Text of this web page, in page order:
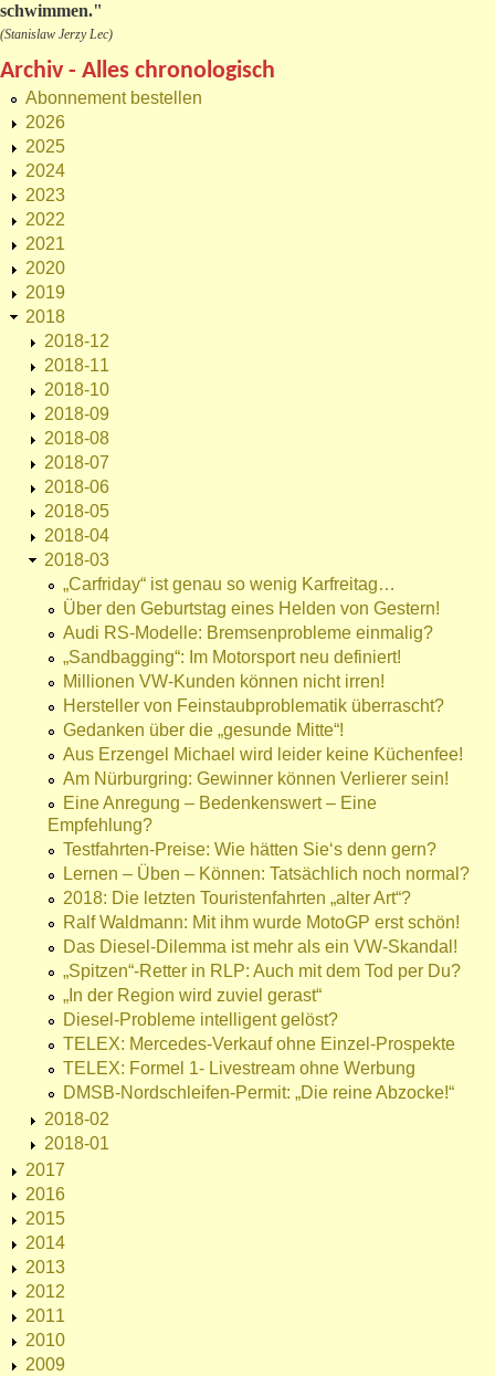
schwimmen."
(Stanislaw Jerzy Lec)
Archiv - Alles chronologisch
Abonnement bestellen
2026
2025
2024
2023
2022
2021
2020
2019
2018
2018-12
2018-11
2018-10
2018-09
2018-08
2018-07
2018-06
2018-05
2018-04
2018-03
„Carfriday“ ist genau so wenig Karfreitag…
Über den Geburtstag eines Helden von Gestern!
Audi RS-Modelle: Bremsenprobleme einmalig?
„Sandbagging“: Im Motorsport neu definiert!
Millionen VW-Kunden können nicht irren!
Hersteller von Feinstaubproblematik überrascht?
Gedanken über die „gesunde Mitte“!
Aus Erzengel Michael wird leider keine Küchenfee!
Am Nürburgring: Gewinner können Verlierer sein!
Eine Anregung – Bedenkenswert – Eine
Empfehlung?
Testfahrten-Preise: Wie hätten Sie‘s denn gern?
Lernen – Üben – Können: Tatsächlich noch normal?
2018: Die letzten Touristenfahrten „alter Art“?
Ralf Waldmann: Mit ihm wurde MotoGP erst schön!
Das Diesel-Dilemma ist mehr als ein VW-Skandal!
„Spitzen“-Retter in RLP: Auch mit dem Tod per Du?
„In der Region wird zuviel gerast“
Diesel-Probleme intelligent gelöst?
TELEX: Mercedes-Verkauf ohne Einzel-Prospekte
TELEX: Formel 1- Livestream ohne Werbung
DMSB-Nordschleifen-Permit: „Die reine Abzocke!“
2018-02
2018-01
2017
2016
2015
2014
2013
2012
2011
2010
2009